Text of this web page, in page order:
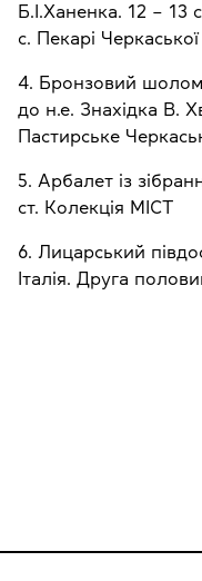
Б.І.Ханенка. 12 – 13
с. Пекарі
4. Бронзовий шолом
до н.е. Знахідка В.
Пастирське
5. Арбалет із
ст. Колекція МІСТ
6. Лицарський
Італія. Друга